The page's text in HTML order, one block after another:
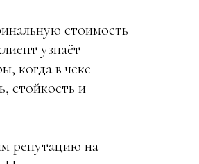
стоимость
узнаёт
когда в чеке
стойкость и
репутацию на